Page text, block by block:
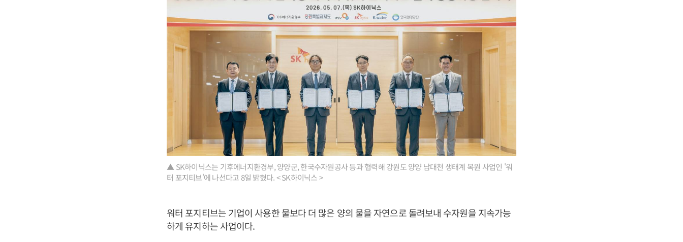
▲ SK하이닉스는 기후에너지환경부, 양양군, 한국수자원공사 등과 협력해 강원도 양양 남대천 생태계 복원 사업인 '워
터 포지티브'에 나선다고 8일 밝혔다. < SK하이닉스 >
워터 포지티브는 기업이 사용한 물보다 더 많은 양의 물을 자연으로 돌려보내 수자원을 지속가능
하게 유지하는 사업이다.